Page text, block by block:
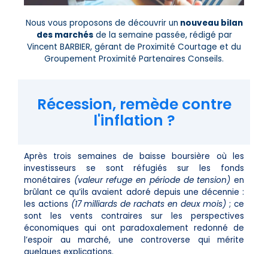
Nous vous proposons de découvrir un nouveau bilan
des marchésde la semaine passée, rédigé par
Vincent BARBIER, gérant de Proximité Courtage et du
Groupement Proximité Partenaires Conseils.
Récession, remède contre
l'inflation ?
Après trois semaines de baisse boursière où les
investisseurs se sont réfugiés sur les fonds
monétaires (valeur refuge en période de tension) en
brûlant ce qu’ils avaient adoré depuis une décennie :
les actions (17 milliards de rachats en deux mois) ; ce
sont les vents contraires sur les perspectives
économiques qui ont paradoxalement redonné de
l’espoir au marché, une controverse qui mérite